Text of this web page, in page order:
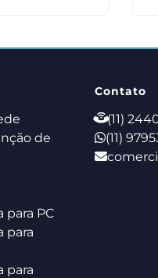
de
para PC
para
para
Contato
(11)
(11)